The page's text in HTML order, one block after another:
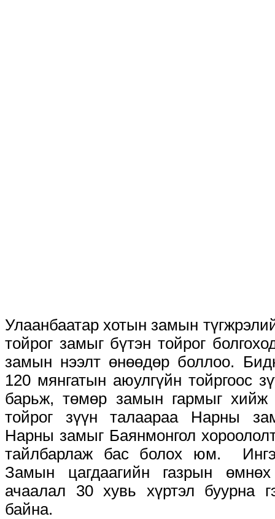
Улаанбаатар хотын замын
тойрог замыг бүтэн тойрог
замын нээлт өнөөдөр боллоо.
120 мянгатын аюулгүйн тойргоос
барьж, төмөр замын гармыг хийж
тойрог зүүн талаараа Нарны
Нарны замыг Баянмонгол
тайлбарлаж бас болох юм.
Замын цагдаагийн газрын
ачаалал 30 хувь хүртэл буурна
байна.